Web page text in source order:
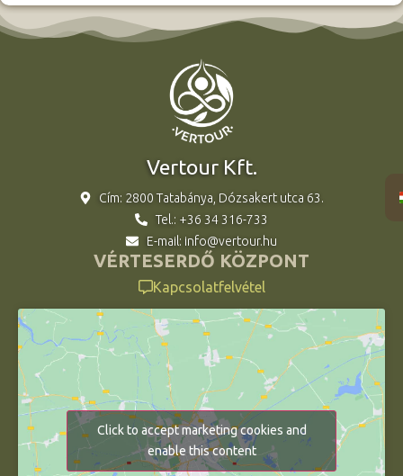
Click to accept marketing cookies and
enable this content
Vertour Kft.
Cím: 2800 Tatabánya, Dózsakert utca 63.
Tel.: +36 34 316-733
E-mail: info@vertour.hu
VÉRTESERDŐ KÖZPONT
Kapcsolatfelvétel